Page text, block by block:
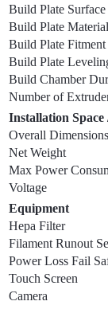
Build Plate Surface
Build Plate Material
Build Plate Fitment
Build Plate
Build Chamber
Number of
Installation Space
Overall Dimensions
Net Weight
Max Power
Voltage
Equipment
Hepa Filter
Filament Runout
Power Loss Fail
Touch Screen
Camera